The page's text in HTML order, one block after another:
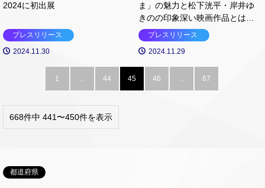
2024に初出展
プレスリリース
2024.11.30
ま」の魅力と松下洸平・岸井ゆ
きのの印象深い映画作品とは？
12月1日「映画の日」特別番組を
J-WAVEで放送！
プレスリリース
2024.11.29
1 … 44 45 46 … 67
668件中 441〜450件を表示
都道府県